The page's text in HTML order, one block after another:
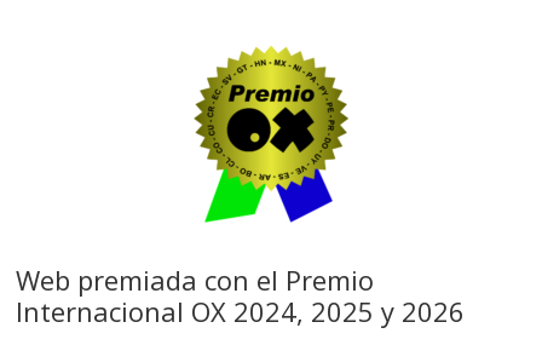
Web premiada con el Premio
Internacional OX 2024, 2025 y 2026